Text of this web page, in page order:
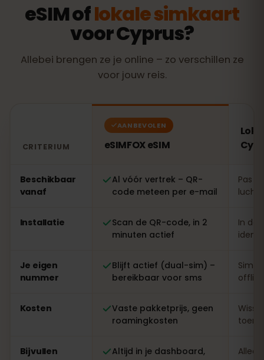
eSIM oflokale simkaart
voor Cyprus?
Allebei brengen ze je online – zo verschillen ze
voor jouw reis.
CRITERIUM
AANBEVOLEN
eSIMFOX eSIM
Beschikbaar
vanaf
Al vóór vertrek – QR-
code meteen per e-mail
Pas
Installatie
Scan de QR-code, in 2
minuten actief
In de
Je eigen
nummer
Blijft actief (dual-sim) –
bereikbaar voor sms
offline
Kosten
Vaste pakketprijs, geen
roamingkosten
Bijvullen
Altijd in je dashboard,